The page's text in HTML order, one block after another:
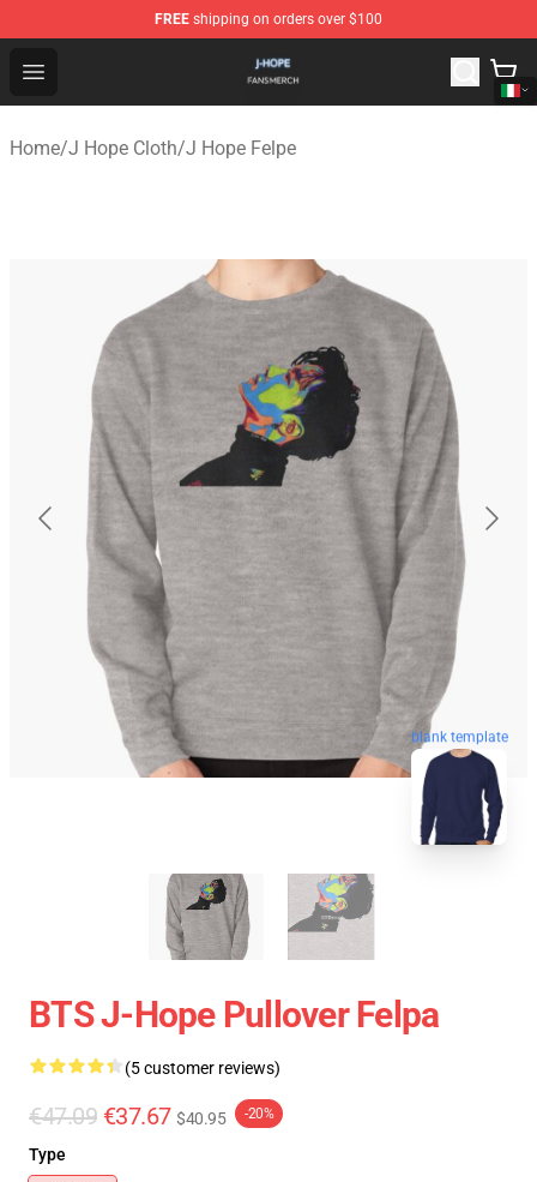
FREE shipping on orders over $100
Open menu
J Hope Shop - Official J Hope Merchandise Store
Home/J Hope Cloth/J Hope Felpe
blank template
BTS J-Hope Pullover Felpa
(5 customer reviews)
€47.09 €37.67 $40.95 -20%
Type